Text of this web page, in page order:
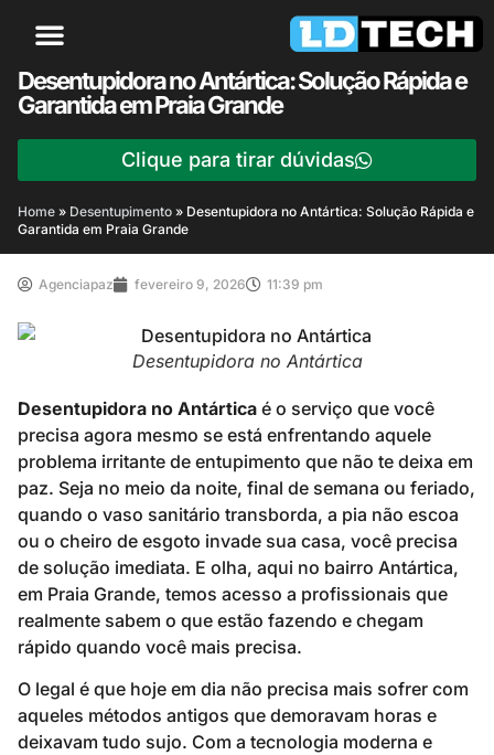
Desentupidora no Antártica: Solução Rápida e
Garantida em Praia Grande
Clique para tirar dúvidas
Home » Desentupimento » Desentupidora no Antártica: Solução Rápida e
Garantida em Praia Grande
Agenciapaz fevereiro 9, 2026 11:39 pm
Desentupidora no Antártica
Desentupidora no Antártica é o serviço que você
precisa agora mesmo se está enfrentando aquele
problema irritante de entupimento que não te deixa em
paz. Seja no meio da noite, final de semana ou feriado,
quando o vaso sanitário transborda, a pia não escoa
ou o cheiro de esgoto invade sua casa, você precisa
de solução imediata. E olha, aqui no bairro Antártica,
em Praia Grande, temos acesso a profissionais que
realmente sabem o que estão fazendo e chegam
rápido quando você mais precisa.
O legal é que hoje em dia não precisa mais sofrer com
aqueles métodos antigos que demoravam horas e
deixavam tudo sujo. Com a tecnologia moderna e